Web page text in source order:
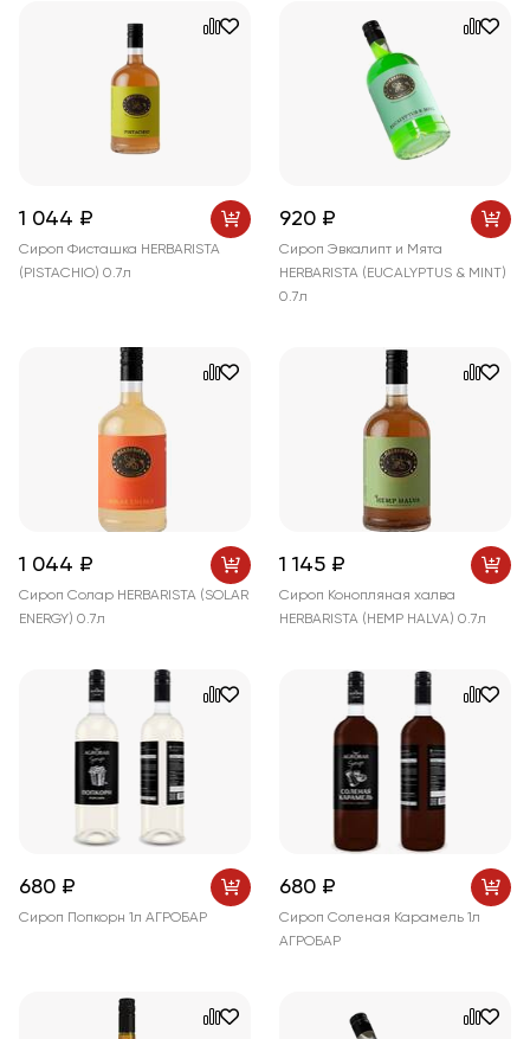
1 044 ₽
Сироп Фисташка HERBARISTA
(PISTACHIO) 0.7л
920 ₽
Сироп Эвкалипт и Мята
HERBARISTA (EUCALYPTUS & MINT)
0.7л
1 044 ₽
Сироп Солар HERBARISTA (SOLAR
ENERGY) 0.7л
1 145 ₽
Сироп Конопляная халва
HERBARISTA (HEMP HALVA) 0.7л
680 ₽
Сироп Попкорн 1л АГРОБАР
680 ₽
Сироп Соленая Карамель 1л
АГРОБАР